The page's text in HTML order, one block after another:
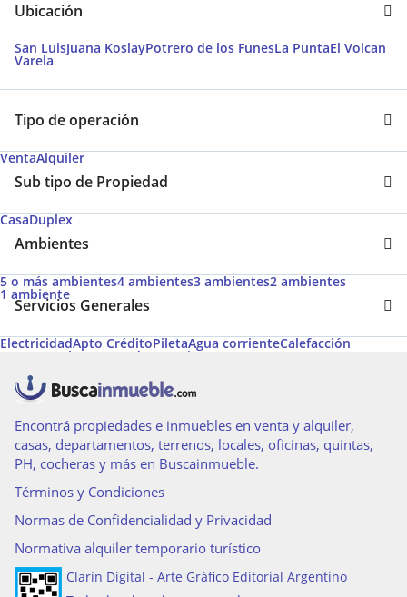
Ubicación
San LuisJuana KoslayPotrero de los FunesLa PuntaEl Volcan
Varela
Tipo de operación
VentaAlquiler
Sub tipo de Propiedad
CasaDuplex
Ambientes
5 o más ambientes4 ambientes3 ambientes2 ambientes
1 ambiente
Servicios Generales
ElectricidadApto CréditoPiletaAgua corrienteCalefacción
Gas natural Desayunador Permite Mascotas
Aire caliente Caldera Amoblado
Aire acondicionado centralHidromasaje
Encontrá propiedades e inmuebles en venta y alquiler,
casas, departamentos, terrenos, locales, oficinas, quintas,
PH, cocheras y más en Buscainmueble.
Términos y Condiciones
Normas de Confidencialidad y Privacidad
Normativa alquiler temporario turístico
Clarín Digital - Arte Gráfico Editorial Argentino